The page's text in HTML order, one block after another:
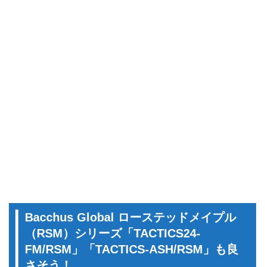
Bacchus Global ローステッドメイプル
（RSM）シリーズ「TACTICS24-
FM/RSM」「TACTICS-ASH/RSM」も良